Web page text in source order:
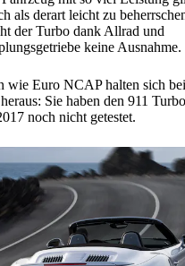
als derart leicht zu
der Turbo dank Allrad und
keine Ausnahme.
wie Euro NCAP halten sich
Sie haben den 911
noch nicht getestet.